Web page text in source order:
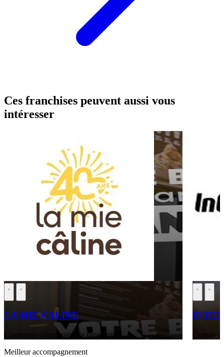
Ces franchises peuvent aussi vous
intéresser
LA MIE CALINE
Commerce alimentaire de proximité
Meilleur accompagnement
Grande